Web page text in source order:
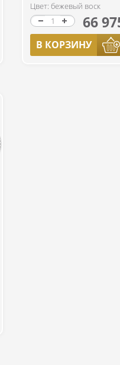
Цвет: бежевый воск
66
В КОРЗИНУ